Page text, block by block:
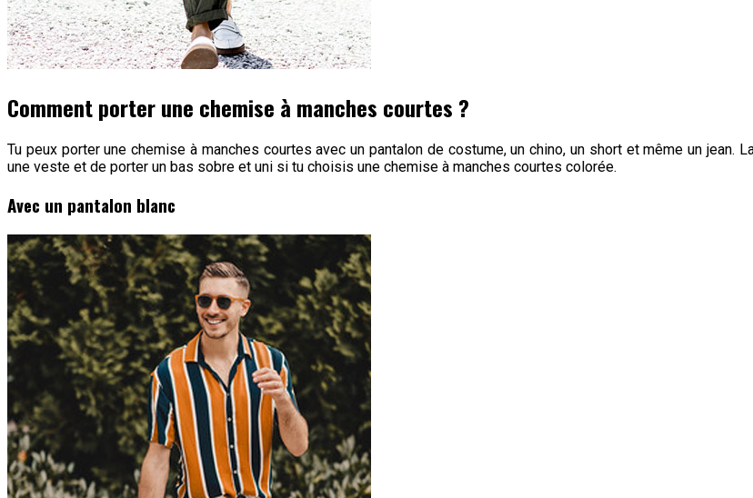
Comment porter une chemise à manches courtes ?
Tu peux porter une chemise à manches courtes avec un pantalon de costume, un chino, un short et même un
une veste et de porter un bas sobre et uni si tu choisis une chemise à manches courtes colorée.
Avec un pantalon blanc